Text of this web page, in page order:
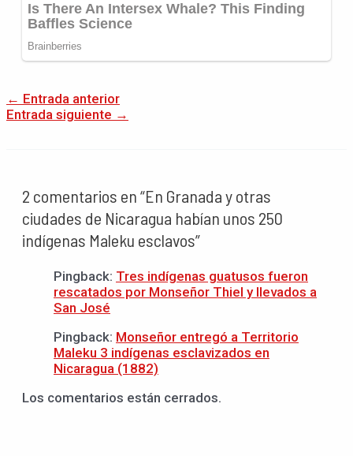
← Entrada anterior
Entrada siguiente →
2 comentarios en “En Granada y otras
ciudades de Nicaragua habían unos 250
indígenas Maleku esclavos”
Pingback: Tres indígenas guatusos fueron
rescatados por Monseñor Thiel y llevados a
San José
Pingback: Monseñor entregó a Territorio
Maleku 3 indígenas esclavizados en
Nicaragua (1882)
Los comentarios están cerrados.